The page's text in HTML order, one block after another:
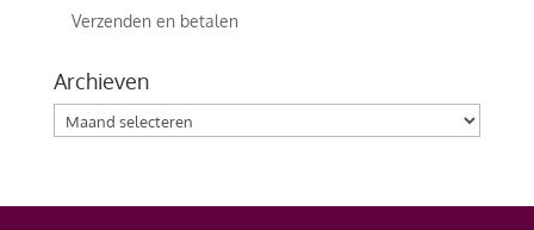
Verzenden en betalen
Archieven
Archieven